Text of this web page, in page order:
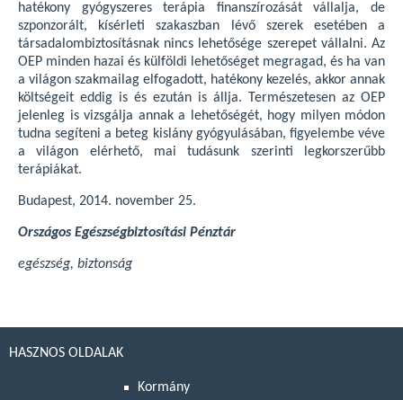
hatékony gyógyszeres terápia finanszírozását vállalja, de
szponzorált, kísérleti szakaszban lévő szerek esetében a
társadalombiztosításnak nincs lehetősége szerepet vállalni. Az
OEP minden hazai és külföldi lehetőséget megragad, és ha van
a világon szakmailag elfogadott, hatékony kezelés, akkor annak
költségeit eddig is és ezután is állja. Természetesen az OEP
jelenleg is vizsgálja annak a lehetőségét, hogy milyen módon
tudna segíteni a beteg kislány gyógyulásában, figyelembe véve
a világon elérhető, mai tudásunk szerinti legkorszerűbb
terápiákat.
Budapest, 2014. november 25.
Országos Egészségbiztosítási Pénztár
egészség, biztonság
HASZNOS OLDALAK
Kormány